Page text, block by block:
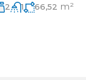
2 1 66,52 m²